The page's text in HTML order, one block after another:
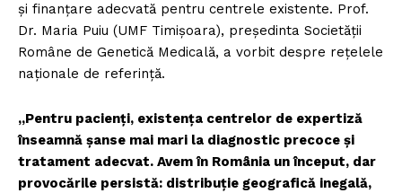
și finanțare adecvată pentru centrele existente. Prof.
Dr. Maria Puiu (UMF Timișoara), președinta Societății
Române de Genetică Medicală, a vorbit despre rețelele
naționale de referință.
„Pentru pacienți, existența centrelor de expertiză
înseamnă șanse mai mari la diagnostic precoce și
tratament adecvat. Avem în România un început, dar
provocările persistă: distribuție geografică inegală,